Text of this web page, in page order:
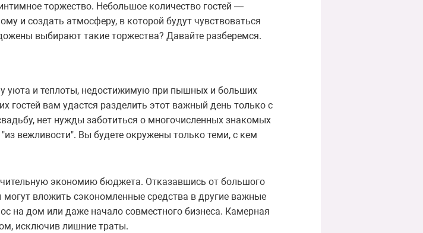
торжество. Небольшое количество гостей —
и создать атмосферу, в которой будут чувствоваться
выбирают такие торжества? Давайте разберемся.
уюта и теплоты, недостижимую при пышных и больших
гостей вам удастся разделить этот важный день только с
нет нужды заботиться о многочисленных знакомых
вежливости". Вы будете окружены только теми, с кем
экономию бюджета. Отказавшись от большого
вложить сэкономленные средства в другие важные
на дом или даже начало совместного бизнеса. Камерная
исключив лишние траты.